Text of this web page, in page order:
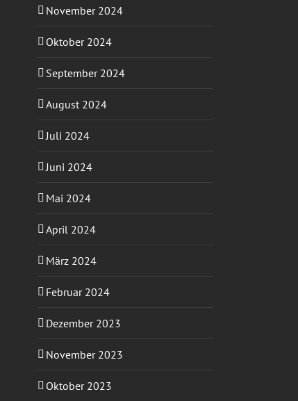
November 2024
Oktober 2024
September 2024
August 2024
Juli 2024
Juni 2024
Mai 2024
April 2024
März 2024
Februar 2024
Dezember 2023
November 2023
Oktober 2023